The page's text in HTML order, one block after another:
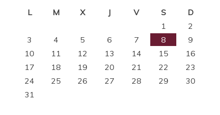
L
M X J V S
D
1
2
3
4 5 6 7 8
9
10
11 12 13 14 15
16
17
18 19 20 21 22
23
24
25 26 27 28 29
30
31